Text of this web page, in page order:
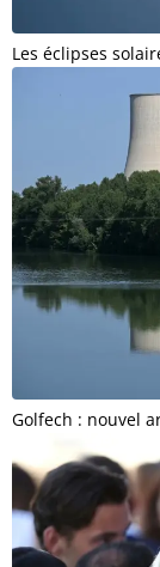
Les éclipses
Golfech : nouvel